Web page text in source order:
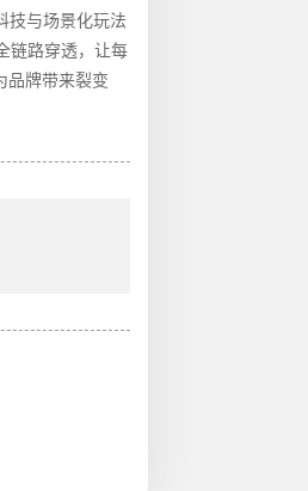
技与场景化玩法
链路穿透，让每
品牌带来裂变